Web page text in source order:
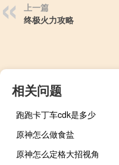
上一篇
终极火力攻略
相关问题
跑跑卡丁车cdk是多少
原神怎么做食盐
原神怎么定格大招视角